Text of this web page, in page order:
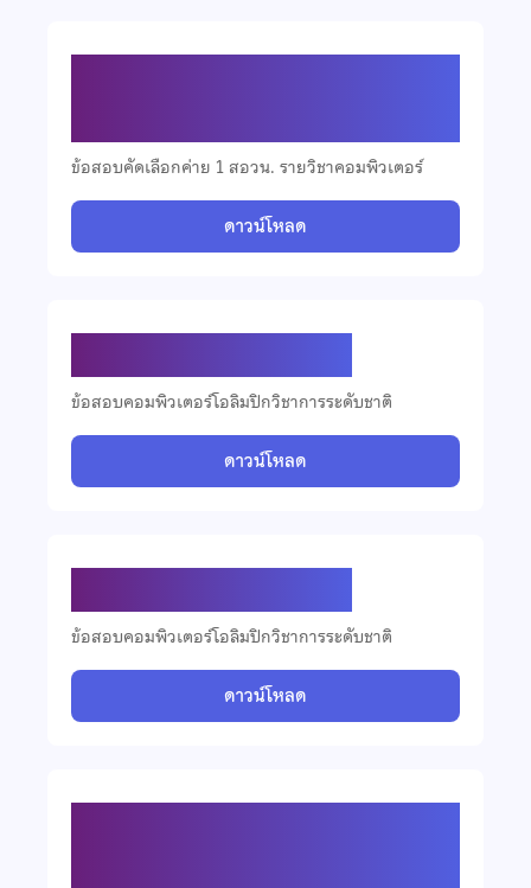
ข้อสอบคัดเลือกค่าย 1 สอวน. รายวิชาคอมพิวเตอร์
ดาวน์โหลด
ข้อสอบคอมพิวเตอร์โอลิมปิกวิชาการระดับชาติ
ดาวน์โหลด
ข้อสอบคอมพิวเตอร์โอลิมปิกวิชาการระดับชาติ
ดาวน์โหลด